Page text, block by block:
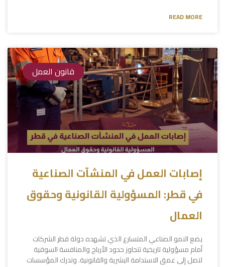
READ MORE
قانون العمل
إصابات العمل في المنشآت الصناعية
في قطر: المسؤولية القانونية وحقوق
العمال
يضع النمو الصناعي المتسارع الذي تشهده دولة قطر الشركات
أمام مسؤولية تاريخية تتجاوز حدود الأرباح والمنافسة السوقية
لتصل إلى عمق الاستدامة البشرية والقانونية. وتدرك المؤسسات